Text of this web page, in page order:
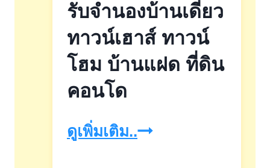
รับจำนองบ้านเดี่ยว
ทาวน์เฮาส์ ทาวน์
โฮม บ้านแฝด ที่ดิน
คอนโด
ดูเพิ่มเติม..รับ